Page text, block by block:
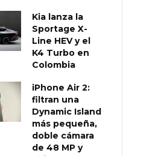
Kia lanza la
Sportage X-
Line HEV y el
K4 Turbo en
Colombia
iPhone Air 2:
filtran una
Dynamic Island
más pequeña,
doble cámara
de 48 MP y